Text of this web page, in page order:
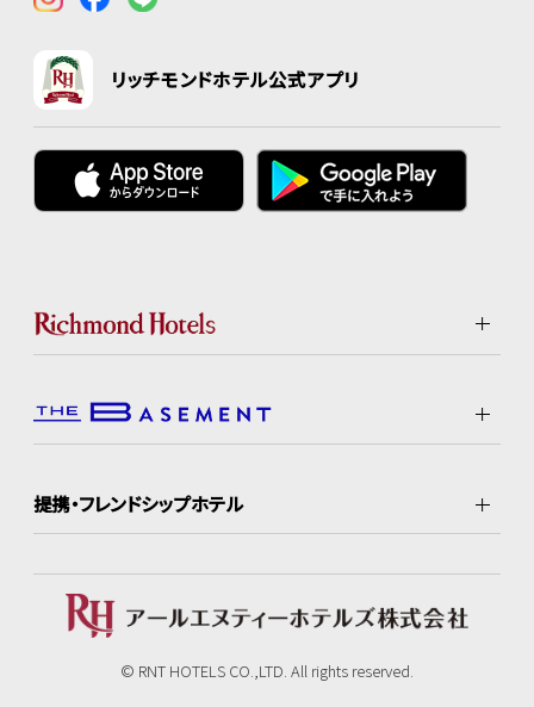
リッチモンドホテル公式アプリ
提携・フレンドシップホテル
© RNT HOTELS CO.,LTD. All rights reserved.